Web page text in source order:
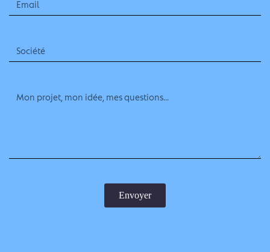
Envoyer